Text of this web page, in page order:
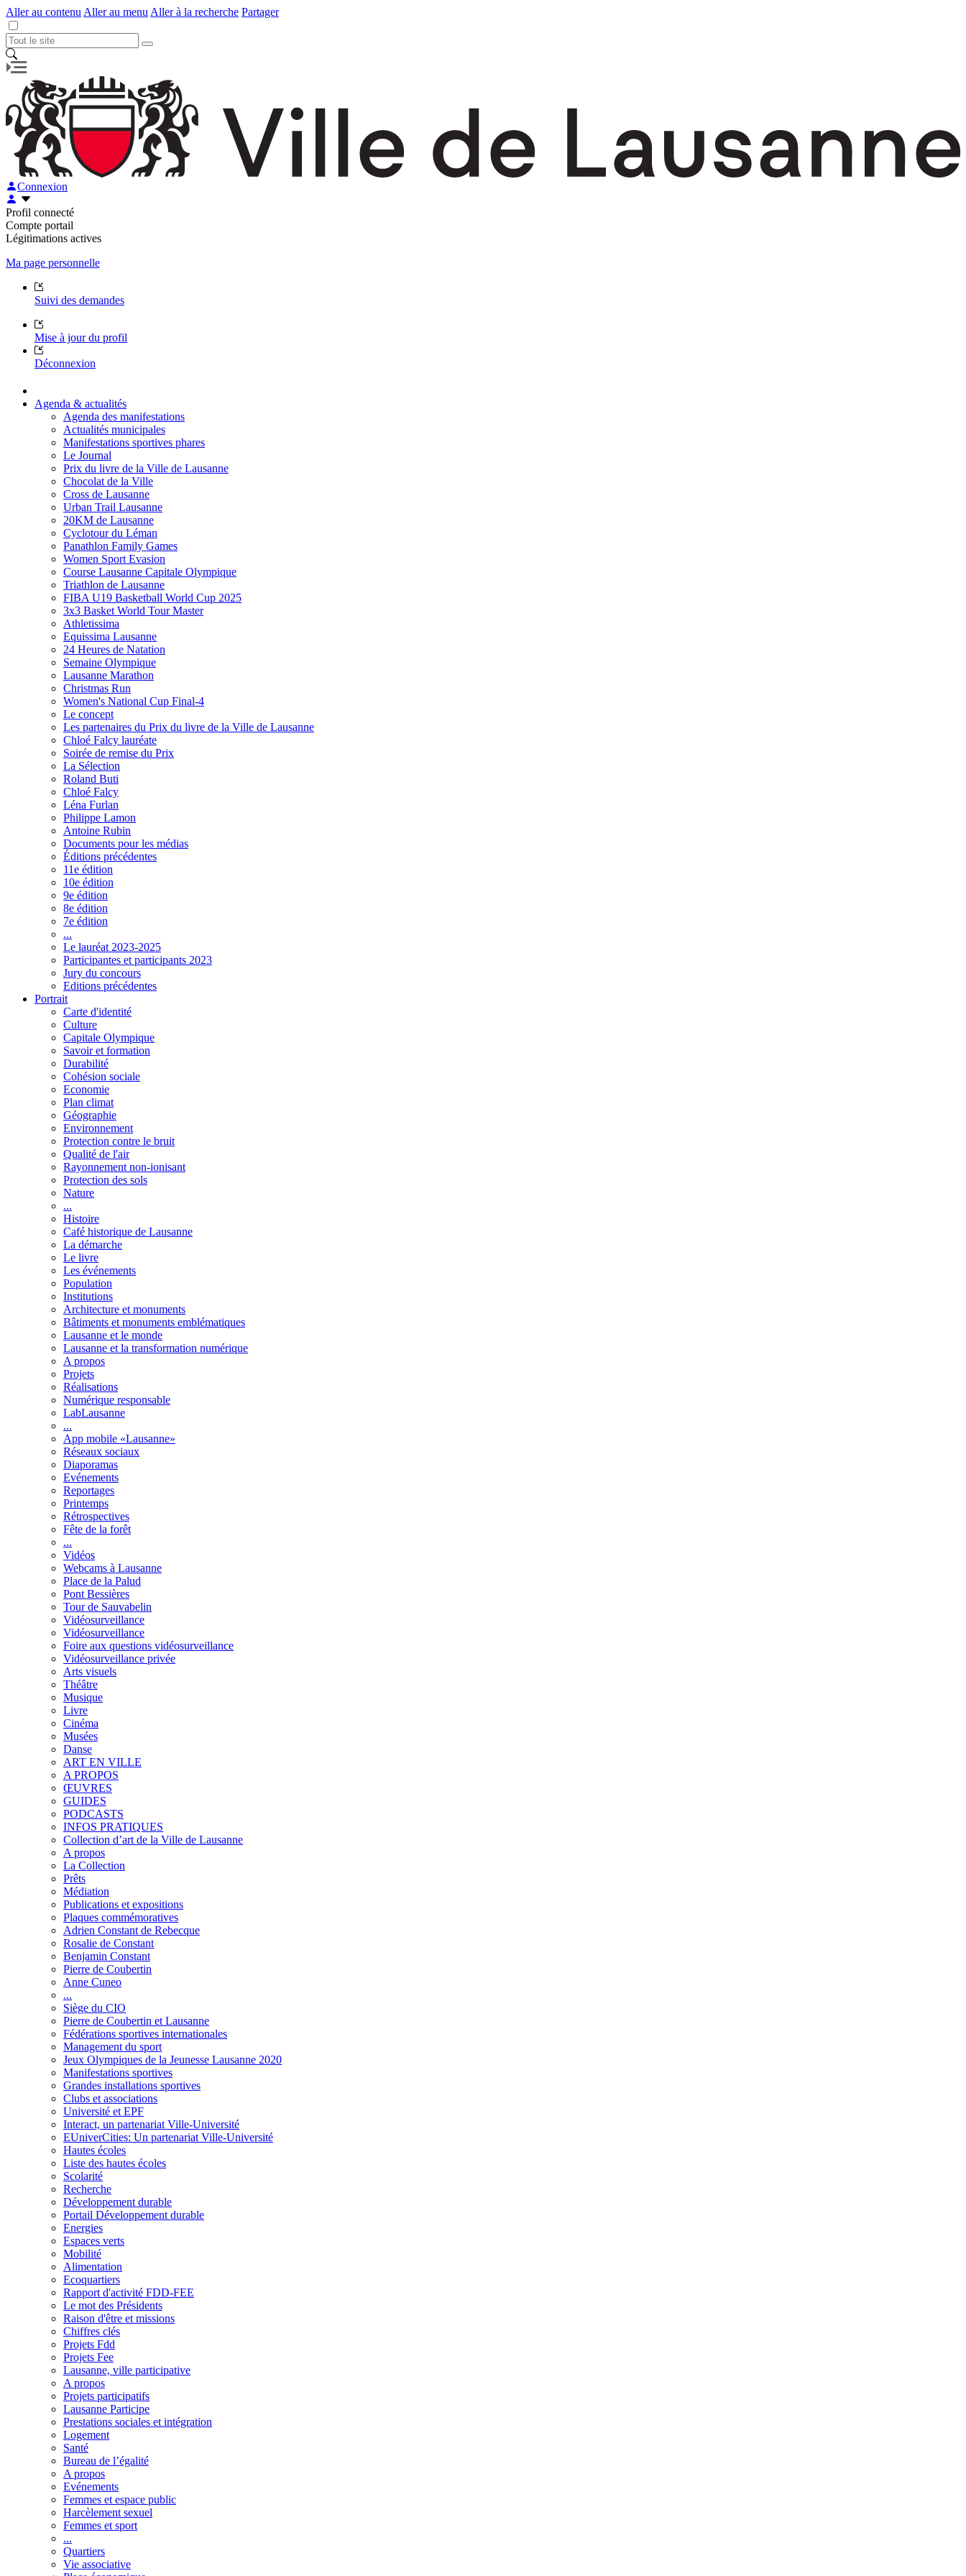
Aller au contenu Aller au menu Aller à la recherche Partager
Connexion
Profil connecté
Compte portail
Légitimations actives
Ma page personnelle
Suivi des demandes
Mise à jour du profil
Déconnexion
Agenda & actualités
Agenda des manifestations
Actualités municipales
Manifestations sportives phares
Le Journal
Prix du livre de la Ville de Lausanne
Chocolat de la Ville
Cross de Lausanne
Urban Trail Lausanne
20KM de Lausanne
Cyclotour du Léman
Panathlon Family Games
Women Sport Evasion
Course Lausanne Capitale Olympique
Triathlon de Lausanne
FIBA U19 Basketball World Cup 2025
3x3 Basket World Tour Master
Athletissima
Equissima Lausanne
24 Heures de Natation
Semaine Olympique
Lausanne Marathon
Christmas Run
Women's National Cup Final-4
Le concept
Les partenaires du Prix du livre de la Ville de Lausanne
Chloé Falcy lauréate
Soirée de remise du Prix
La Sélection
Roland Buti
Chloé Falcy
Léna Furlan
Philippe Lamon
Antoine Rubin
Documents pour les médias
Éditions précédentes
11e édition
10e édition
9e édition
8e édition
7e édition
...
Le lauréat 2023-2025
Participantes et participants 2023
Jury du concours
Editions précédentes
Portrait
Carte d'identité
Culture
Capitale Olympique
Savoir et formation
Durabilité
Cohésion sociale
Economie
Plan climat
Géographie
Environnement
Protection contre le bruit
Qualité de l'air
Rayonnement non-ionisant
Protection des sols
Nature
...
Histoire
Café historique de Lausanne
La démarche
Le livre
Les événements
Population
Institutions
Architecture et monuments
Bâtiments et monuments emblématiques
Lausanne et le monde
Lausanne et la transformation numérique
A propos
Projets
Réalisations
Numérique responsable
LabLausanne
...
App mobile «Lausanne»
Réseaux sociaux
Diaporamas
Evénements
Reportages
Printemps
Rétrospectives
Fête de la forêt
...
Vidéos
Webcams à Lausanne
Place de la Palud
Pont Bessières
Tour de Sauvabelin
Vidéosurveillance
Vidéosurveillance
Foire aux questions vidéosurveillance
Vidéosurveillance privée
Arts visuels
Théâtre
Musique
Livre
Cinéma
Musées
Danse
ART EN VILLE
A PROPOS
ŒUVRES
GUIDES
PODCASTS
INFOS PRATIQUES
Collection d’art de la Ville de Lausanne
A propos
La Collection
Prêts
Médiation
Publications et expositions
Plaques commémoratives
Adrien Constant de Rebecque
Rosalie de Constant
Benjamin Constant
Pierre de Coubertin
Anne Cuneo
...
Siège du CIO
Pierre de Coubertin et Lausanne
Fédérations sportives internationales
Management du sport
Jeux Olympiques de la Jeunesse Lausanne 2020
Manifestations sportives
Grandes installations sportives
Clubs et associations
Université et EPF
Interact, un partenariat Ville-Université
EUniverCities: Un partenariat Ville-Université
Hautes écoles
Liste des hautes écoles
Scolarité
Recherche
Développement durable
Portail Développement durable
Energies
Espaces verts
Mobilité
Alimentation
Ecoquartiers
Rapport d'activité FDD-FEE
Le mot des Présidents
Raison d'être et missions
Chiffres clés
Projets Fdd
Projets Fee
Lausanne, ville participative
A propos
Projets participatifs
Lausanne Participe
Prestations sociales et intégration
Logement
Santé
Bureau de l’égalité
A propos
Evénements
Femmes et espace public
Harcèlement sexuel
Femmes et sport
...
Quartiers
Vie associative